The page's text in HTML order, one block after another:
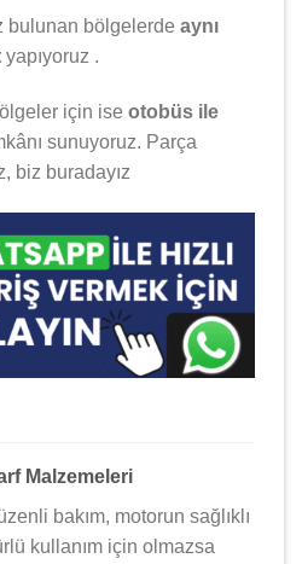
bulunan bölgelerde aynı
yapıyoruz .
için ise otobüs ile
sunuyoruz. Parça
biz buradayız
Malzemeleri
bakım, motorun sağlıklı
kullanım için olmazsa